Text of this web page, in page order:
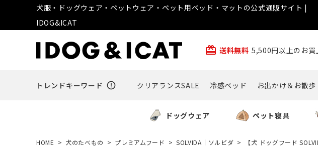
犬服・ドッグウェア・ペットウェア・ペット用ベッド・マットの公式通販サイト |
IDOG&ICAT
card_giftcard 送料無料 5,500円以上のお買
トレンドキーワード error_outline クリアランスSALE 冷感ベッド お出かけ＆お散歩
ドッグウェア ペット寝具
HOME 犬のたべもの プレミアムフード SOLVIDA｜ソルビダ 【犬 ドッグフード